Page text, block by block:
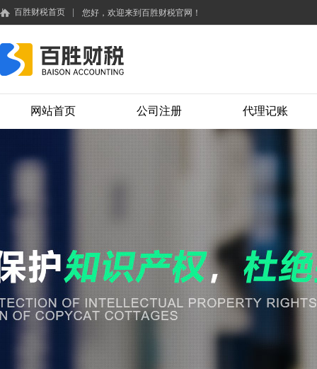
百胜财税首页 您好，欢迎来到百胜财税官网！
网站首页 公司注册 代理记账